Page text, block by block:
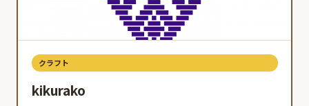
クラフト
kikurako